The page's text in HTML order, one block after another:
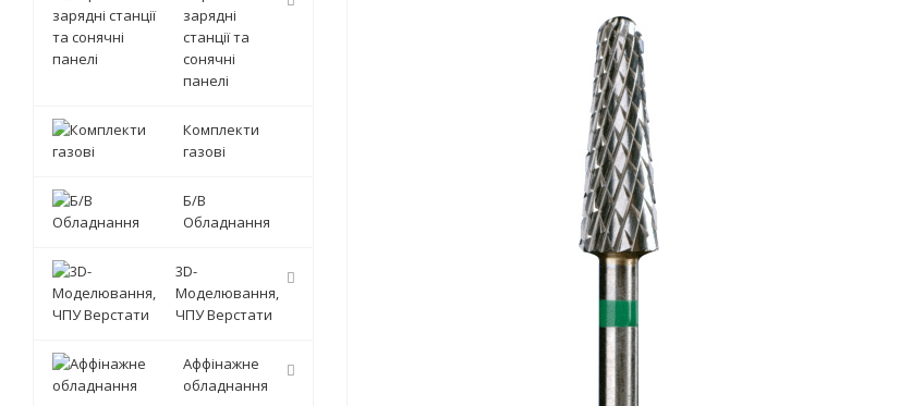
зарядні
станції та
сонячні
панелі
Комплекти
газові
Б/В
Обладнання
3D-
Моделювання,
ЧПУ Верстати
Аффінажне
обладнання